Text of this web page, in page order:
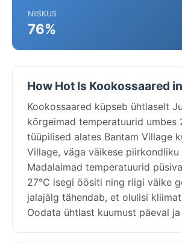
NIISKUS
76%
How Hot Is Kookossaared
Kookossaared küpseb ühtlaselt
kõrgeimad temperatuurid umbes
tüüpilised alates Bantam Village
Village, väga väikese piirkondliku
Madalaimad temperatuurid
27°C isegi öösiti ning riigi väike
jalajälg tähendab, et olulisi
Oodata ühtlast kuumust päeval